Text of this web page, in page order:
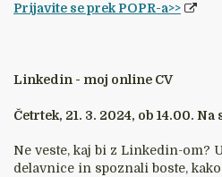
Prijavite se prek POPR-a>>
Linkedin - moj online CV
Četrtek, 21. 3. 2024, ob 14.00. Na
Ne veste, kaj bi z Linkedin-om?
delavnice in spoznali boste,